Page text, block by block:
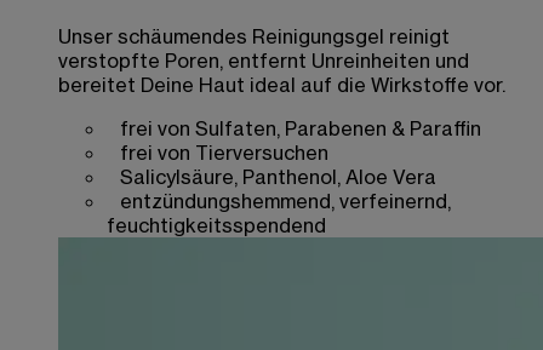
Unser schäumendes Reinigungsgel reinigt
verstopfte Poren, entfernt Unreinheiten und
bereitet Deine Haut ideal auf die Wirkstoffe vor.
frei von Sulfaten, Parabenen & Paraffin
frei von Tierversuchen
Salicylsäure, Panthenol, Aloe Vera
entzündungshemmend, verfeinernd,
feuchtigkeitsspendend